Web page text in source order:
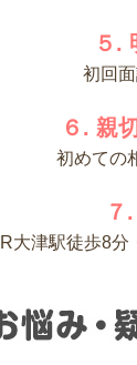
５.
初回
６. 親
初めての
７
大津駅徒歩8分